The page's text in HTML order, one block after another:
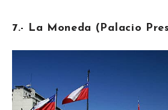
7.- La Moneda (Palacio